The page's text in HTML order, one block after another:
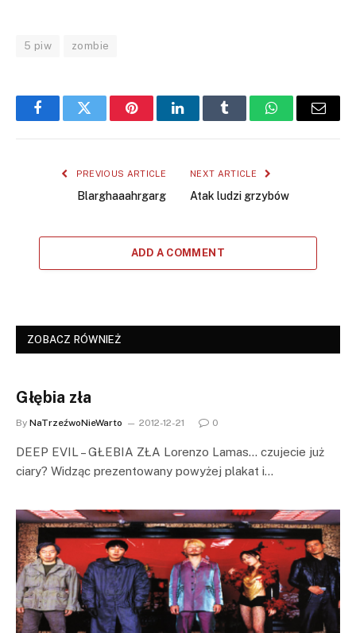
5 piw zombie
FacebookTwitter PinterestLinkedInTumblr WhatsAppEmail
PREVIOUS ARTICLE
Blarghaaahrgarg
NEXT ARTICLE
Atak ludzi grzybów
ADD A COMMENT
ZOBACZ RÓWNIEŻ
Głębia zła
By NaTrzeźwoNieWarto 2012-12-21 0
DEEP EVIL – GŁEBIA ZŁA Lorenzo Lamas… czujecie już
ciary? Widząc prezentowany powyżej plakat i…